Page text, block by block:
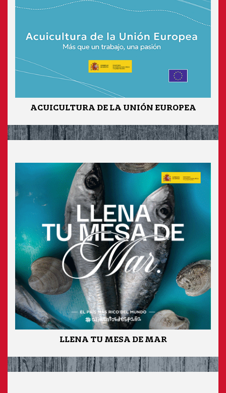
ACUICULTURA DE LA UNIÓN EUROPEA
LLENA TU MESA DE MAR